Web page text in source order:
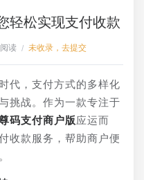
轻松实现支付收款
读 / 未收录，去提交
代，支付方式的多样化
挑战。作为一款专注于
码支付商户版应运而
收款服务，帮助商户便